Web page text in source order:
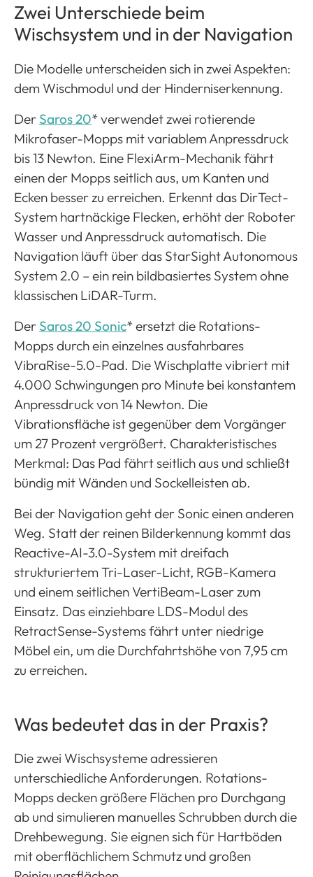
Zwei Unterschiede beim
Wischsystem und in der Navigation
Die Modelle unterscheiden sich in zwei Aspekten:
dem Wischmodul und der Hinderniserkennung.
Der Saros 20* verwendet zwei rotierende
Mikrofaser-Mopps mit variablem Anpressdruck
bis 13 Newton. Eine FlexiArm-Mechanik fährt
einen der Mopps seitlich aus, um Kanten und
Ecken besser zu erreichen. Erkennt das DirTect-
System hartnäckige Flecken, erhöht der Roboter
Wasser und Anpressdruck automatisch. Die
Navigation läuft über das StarSight Autonomous
System 2.0 – ein rein bildbasiertes System ohne
klassischen LiDAR-Turm.
Der Saros 20 Sonic* ersetzt die Rotations-
Mopps durch ein einzelnes ausfahrbares
VibraRise-5.0-Pad. Die Wischplatte vibriert mit
4.000 Schwingungen pro Minute bei konstantem
Anpressdruck von 14 Newton. Die
Vibrationsfläche ist gegenüber dem Vorgänger
um 27 Prozent vergrößert. Charakteristisches
Merkmal: Das Pad fährt seitlich aus und schließt
bündig mit Wänden und Sockelleisten ab.
Bei der Navigation geht der Sonic einen anderen
Weg. Statt der reinen Bilderkennung kommt das
Reactive-AI-3.0-System mit dreifach
strukturiertem Tri-Laser-Licht, RGB-Kamera
und einem seitlichen VertiBeam-Laser zum
Einsatz. Das einziehbare LDS-Modul des
RetractSense-Systems fährt unter niedrige
Möbel ein, um die Durchfahrtshöhe von 7,95 cm
zu erreichen.
Was bedeutet das in der Praxis?
Die zwei Wischsysteme adressieren
unterschiedliche Anforderungen. Rotations-
Mopps decken größere Flächen pro Durchgang
ab und simulieren manuelles Schrubben durch die
Drehbewegung. Sie eignen sich für Hartböden
mit oberflächlichem Schmutz und großen